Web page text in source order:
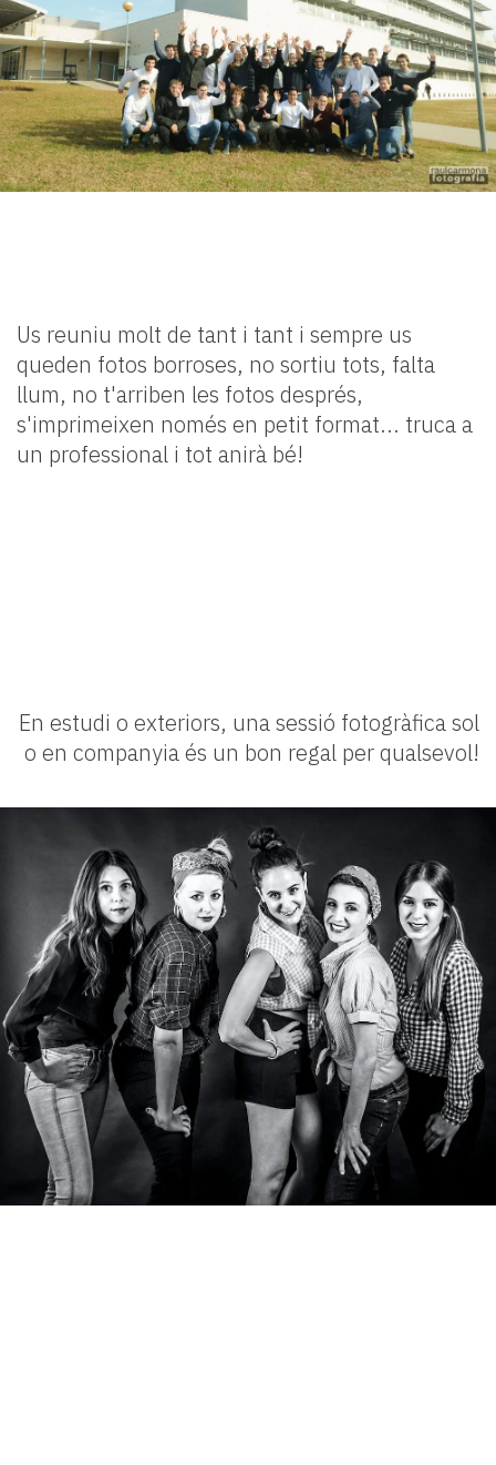
Us reuniu molt de tant i tant i sempre us
queden fotos borroses, no sortiu tots, falta
llum, no t'arriben les fotos després,
s'imprimeixen només en petit format... truca a
un professional i tot anirà bé!
En estudi o exteriors, una sessió fotogràfica sol
o en companyia és un bon regal per qualsevol!